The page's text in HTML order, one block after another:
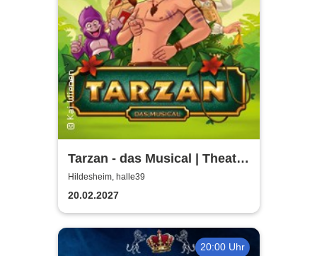
Tarzan - das Musical | Theater
Liberi
Hildesheim, halle39
20.02.2027
20:00 Uhr